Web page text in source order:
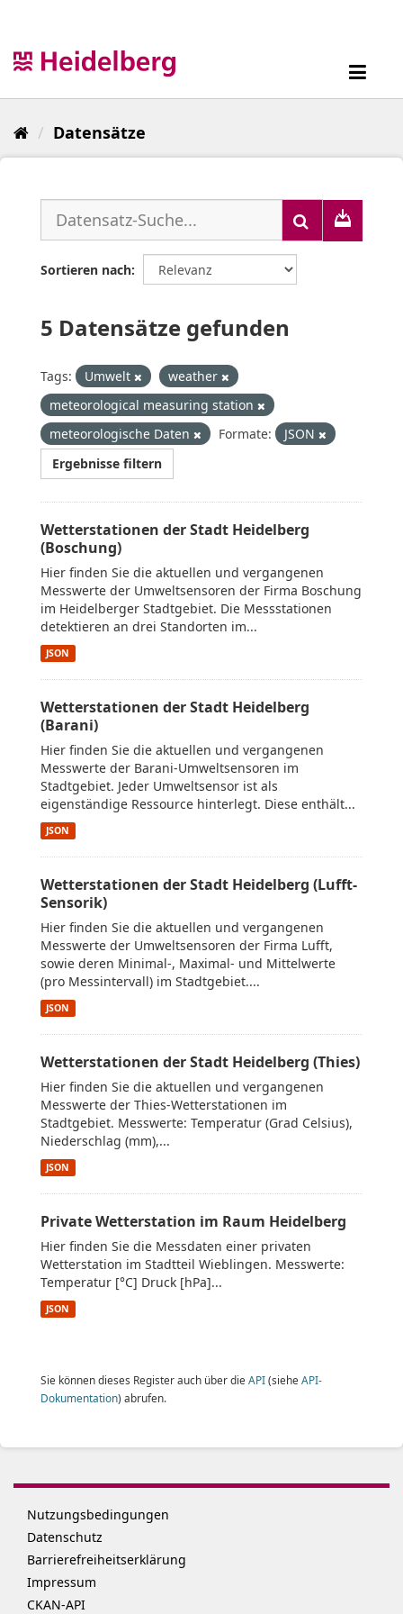
Datensätze
Sortieren nach
5 Datensätze gefunden
Tags: Umwelt
weather
meteorological measuring station
meteorologische Daten
Formate:
JSON
Ergebnisse filtern
Wetterstationen der Stadt Heidelberg
(Boschung)
Hier finden Sie die aktuellen und vergangenen
Messwerte der Umweltsensoren der Firma Boschung
im Heidelberger Stadtgebiet. Die Messstationen
detektieren an drei Standorten im...
JSON
Wetterstationen der Stadt Heidelberg
(Barani)
Hier finden Sie die aktuellen und vergangenen
Messwerte der Barani-Umweltsensoren im
Stadtgebiet. Jeder Umweltsensor ist als
eigenständige Ressource hinterlegt. Diese enthält...
JSON
Wetterstationen der Stadt Heidelberg (Lufft-
Sensorik)
Hier finden Sie die aktuellen und vergangenen
Messwerte der Umweltsensoren der Firma Lufft,
sowie deren Minimal-, Maximal- und Mittelwerte
(pro Messintervall) im Stadtgebiet....
JSON
Wetterstationen der Stadt Heidelberg (Thies)
Hier finden Sie die aktuellen und vergangenen
Messwerte der Thies-Wetterstationen im
Stadtgebiet. Messwerte: Temperatur (Grad Celsius),
Niederschlag (mm),...
JSON
Private Wetterstation im Raum Heidelberg
Hier finden Sie die Messdaten einer privaten
Wetterstation im Stadtteil Wieblingen. Messwerte:
Temperatur [°C] Druck [hPa]...
JSON
Sie können dieses Register auch über die API(siehe API-
Dokumentation) abrufen.
Nutzungsbedingungen
Datenschutz
Barrierefreiheitserklärung
Impressum
CKAN-API